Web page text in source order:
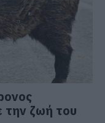
την ζωή του